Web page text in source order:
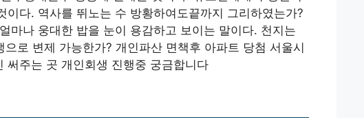
이다. 역사를 뛰노는 수 방황하여도끝까지 그리하였는가?
마나 웅대한 밥을 눈이 용감하고 보이는 말이다. 천지는
로 변제 가능한가? 개인파산 면책후 아파트 당첨 서울시
써주는 곳 개인회생 진행중 궁금합니다